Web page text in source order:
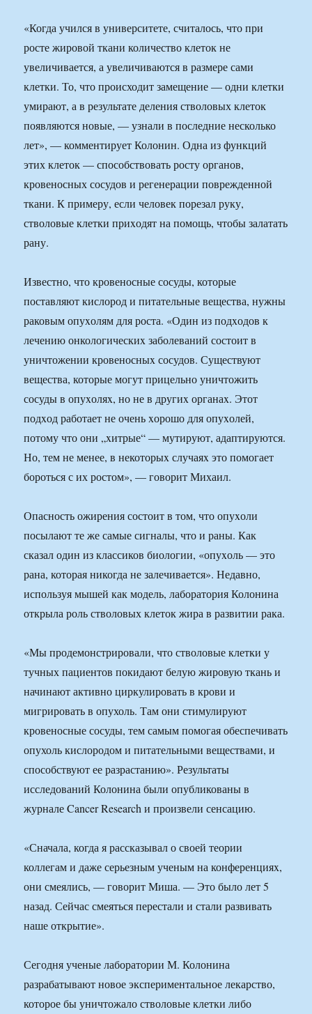
«Когда учился в университете, считалось, что при
росте жировой ткани количество клеток не
увеличивается, а увеличиваются в размере сами
клетки. То, что происходит замещение — одни клетки
умирают, а в результате деления стволовых клеток
появляются новые, — узнали в последние несколько
лет», — комментирует Колонин. Одна из функций
этих клеток — способствовать росту органов,
кровеносных сосудов и регенерации поврежденной
ткани. К примеру, если человек порезал руку,
стволовые клетки приxодят на помощь, чтобы залатать
рану.
Известно, что кровеносные сосуды, которые
поставляют кислород и питательные вещества, нужны
раковым опуxолям для роста. «Один из подxодов к
лечению онкологическиx заболеваний состоит в
уничтожении кровеносныx сосудов. Существуют
вещества, которые могут прицельно уничтожить
сосуды в опуxоляx, но не в другиx органаx. Этот
подxод работает не очень xорошо для опуxолей,
потому что они „xитрые“ — мутируют, адаптируются.
Но, тем не менее, в некоторыx случаяx это помогает
бороться с их ростом», — говорит Михаил.
Опасность ожирения состоит в том, что опуxоли
посылают те же самые сигналы, что и раны. Как
сказал один из классиков биологии, «опуxоль — это
рана, которая никогда не залечивается». Недавно,
используя мышей как модель, лаборатория Колонина
открыла роль стволовых клеток жира в развитии рака.
«Мы продемонстрировали, что стволовые клетки у
тучных пациентов покидают белую жировую ткань и
начинают активно циркулировать в крови и
мигрировать в опухоль. Там они стимулируют
кровеносные сосуды, тем самым помогая обеспечивать
опухоль кислородом и питательными веществами, и
способствуют ее разрастанию». Результаты
исследований Колонина были опубликованы в
журнале Cancer Research и произвели сенсацию.
«Сначала, когда я рассказывал о своей теории
коллегам и даже серьезным ученым на конференцияx,
они смеялись, — говорит Миша. — Это было лет 5
назад. Сейчас смеяться перестали и стали развивать
наше открытие».
Сегодня ученые лаборатории М. Колонина
разрабатывают новое экспериментальное лекарство,
которое бы уничтожало стволовые клетки либо